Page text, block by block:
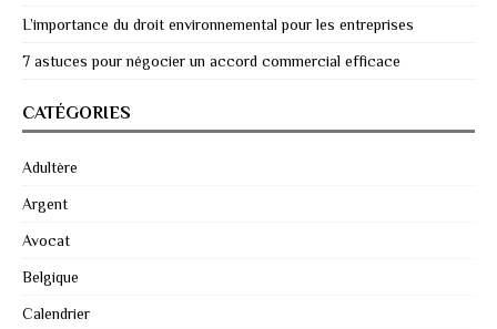
L’importance du droit environnemental pour les entreprises
7 astuces pour négocier un accord commercial efficace
CATÉGORIES
Adultère
Argent
Avocat
Belgique
Calendrier